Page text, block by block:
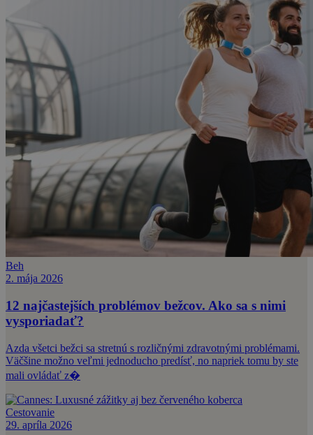
Beh
2. mája 2026
12 najčastejších problémov bežcov. Ako sa s nimi
vysporiadať?
Azda všetci bežci sa stretnú s rozličnými zdravotnými problémami.
Väčšine možno veľmi jednoducho predísť, no napriek tomu by ste
mali ovládať z�
Cestovanie
29. apríla 2026